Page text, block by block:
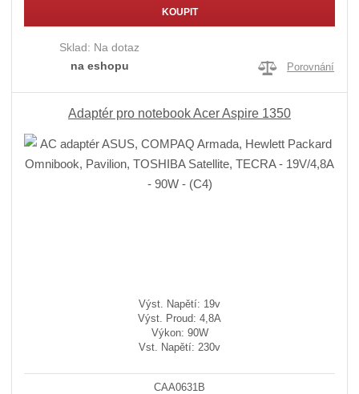
KOUPIT
Sklad: Na dotaz
na eshopu
Porovnání
Adaptér pro notebook Acer Aspire 1350
Výst. Napětí: 19v
Výst. Proud: 4,8A
Výkon: 90W
Vst. Napětí: 230v
CAA0631B